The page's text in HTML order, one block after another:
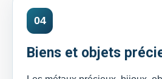
04
Biens et objets